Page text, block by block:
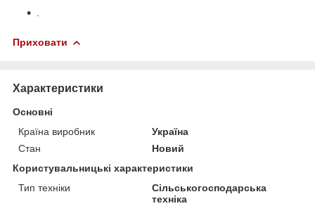
Приховати
Характеристики
Основні
Країна виробник
Україна
Стан
Новий
Користувальницькі характеристики
Тип техніки
Сільськогосподарська
техніка